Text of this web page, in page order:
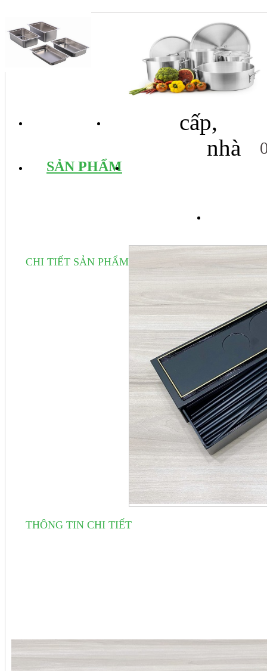
TRANG CHỦ
SẢN PHẨM
CHI TIẾT SẢN PHẨM
THÔNG TIN CHI TIẾT
cấp,
nhà